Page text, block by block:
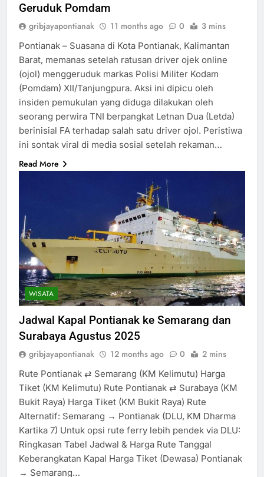
Geruduk Pomdam
gribjayapontianak 11 months ago 0 3 mins
Pontianak – Suasana di Kota Pontianak, Kalimantan
Barat, memanas setelah ratusan driver ojek online
(ojol) menggeruduk markas Polisi Militer Kodam
(Pomdam) XII/Tanjungpura. Aksi ini dipicu oleh
insiden pemukulan yang diduga dilakukan oleh
seorang perwira TNI berpangkat Letnan Dua (Letda)
berinisial FA terhadap salah satu driver ojol. Peristiwa
ini sontak viral di media sosial setelah rekaman…
Read More
WISATA
Jadwal Kapal Pontianak ke Semarang dan
Surabaya Agustus 2025
gribjayapontianak 12 months ago 0 2 mins
Rute Pontianak ⇄ Semarang (KM Kelimutu) Harga
Tiket (KM Kelimutu) Rute Pontianak ⇄ Surabaya (KM
Bukit Raya) Harga Tiket (KM Bukit Raya) Rute
Alternatif: Semarang → Pontianak (DLU, KM Dharma
Kartika 7) Untuk opsi rute ferry lebih pendek via DLU:
Ringkasan Tabel Jadwal & Harga Rute Tanggal
Keberangkatan Kapal Harga Tiket (Dewasa) Pontianak
→ Semarang…